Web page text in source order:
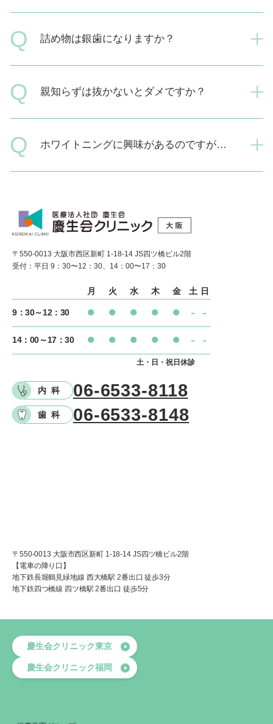
A
Q 詰め物は銀歯になりますか？
A
性、保険適用の有無などに違いがあります。それぞれにつ
Q 親知らずは抜かないとダメですか？
A
必ずしも抜歯しなければいけないというものではありませ
導入していますのでご相談ください。
Q ホワイトニングに興味があるのですが…
A
ホワイトニングは専用の器械や薬剤を使って歯を削ること
者様ご自身で行っていただく「ホームホワイトニング」を
〒550-0013 大阪市西区新町 1-18-14 JS四ツ橋ビル2階
受付：平日 9：30〜12：30、14：00〜17：30
月 火 水 木 金 土 日
9：30～12：30 ⚫︎ ⚫︎ ⚫︎ ⚫︎ ⚫︎ - -
14：00～17：30 ⚫︎ ⚫︎ ⚫︎ ⚫︎ ⚫︎ - -
土・日・祝日休診
内科 06-6533-8118
歯科 06-6533-8148
〒550-0013 大阪市西区新町 1-18-14 JS四ツ橋ビル2階
【電車の降り口】
地下鉄長堀鶴見緑地線 西大橋駅 2番出口 徒歩3分
地下鉄四つ橋線 四ツ橋駅 2番出口 徒歩5分
慶生会クリニック東京
慶生会クリニック福岡